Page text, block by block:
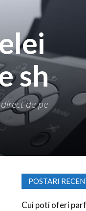
sh
de pe
POSTARI
Cui poti oferi